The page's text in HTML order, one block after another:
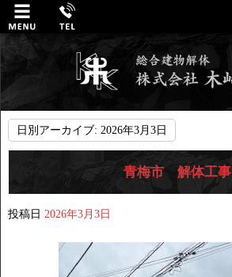
日別アーカイブ: 2026年3月3日
青梅市 解体工事
投稿日 2026年3月3日